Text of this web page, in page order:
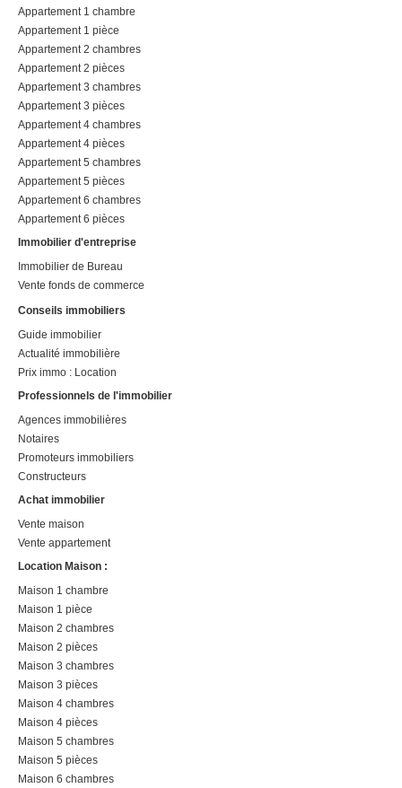
Appartement 1 chambre
Appartement 1 pièce
Appartement 2 chambres
Appartement 2 pièces
Appartement 3 chambres
Appartement 3 pièces
Appartement 4 chambres
Appartement 4 pièces
Appartement 5 chambres
Appartement 5 pièces
Appartement 6 chambres
Appartement 6 pièces
Immobilier d'entreprise
Immobilier de Bureau
Vente fonds de commerce
Conseils immobiliers
Guide immobilier
Actualité immobilière
Prix immo : Location
Professionnels de l'immobilier
Agences immobilières
Notaires
Promoteurs immobiliers
Constructeurs
Achat immobilier
Vente maison
Vente appartement
Location Maison :
Maison 1 chambre
Maison 1 pièce
Maison 2 chambres
Maison 2 pièces
Maison 3 chambres
Maison 3 pièces
Maison 4 chambres
Maison 4 pièces
Maison 5 chambres
Maison 5 pièces
Maison 6 chambres